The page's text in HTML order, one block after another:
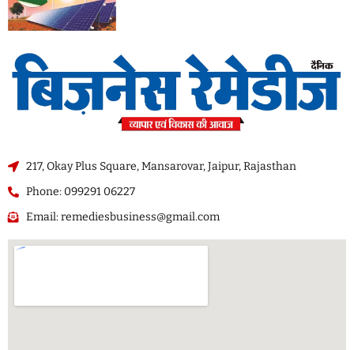
217, Okay Plus Square, Mansarovar, Jaipur, Rajasthan
Phone: 099291 06227
Email: remediesbusiness@gmail.com